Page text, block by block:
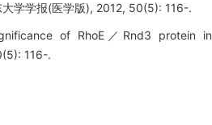
学学报(医学版), 2012, 50(5): 116-.
of RhoE／Rnd3 protein in
116-.